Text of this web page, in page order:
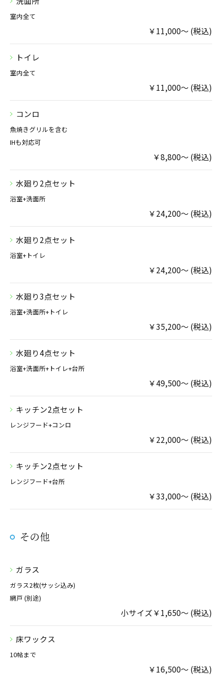
室内全て
￥11,000～ (税込)
トイレ
室内全て
￥11,000～ (税込)
コンロ
魚焼きグリルを含む
IHも対応可
￥8,800～ (税込)
水廻り2点セット
浴室+洗面所
￥24,200～ (税込)
水廻り2点セット
浴室+トイレ
￥24,200～ (税込)
水廻り3点セット
浴室+洗面所+トイレ
￥35,200～ (税込)
水廻り4点セット
浴室+洗面所+トイレ+台所
￥49,500～ (税込)
キッチン2点セット
レンジフード+コンロ
￥22,000～ (税込)
キッチン2点セット
レンジフード+台所
￥33,000～ (税込)
その他
ガラス
ガラス2枚(サッシ込み)
網戸 (別途)
小サイズ￥1,650～ (税込)
床ワックス
10帖まで
￥16,500～ (税込)